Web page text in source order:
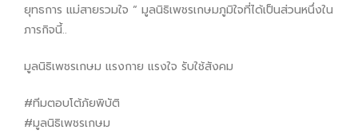
ยุทธการ แม่สายรวมใจ “ มูลนิธิเพชรเกษมภูมิใจที่ได้เป็นส่วนหนึ่งใน
ภารกิจนี้..
มูลนิธิเพชรเกษม แรงกาย แรงใจ รับใช้สังคม
#ทีมตอบโต้ภัยพิบัติ
#มูลนิธิเพชรเกษม